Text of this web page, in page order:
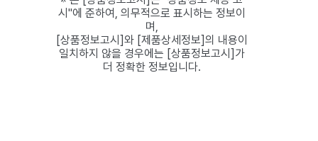
시"에 준하여, 의무적으로 표시하는 정보이
며,
[상품정보고시]와 [제품상세정보]의 내용이
일치하지 않을 경우에는 [상품정보고시]가
더 정확한 정보입니다.